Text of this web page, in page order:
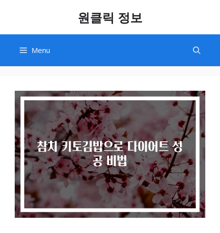
content
원클릭 정보
Menu